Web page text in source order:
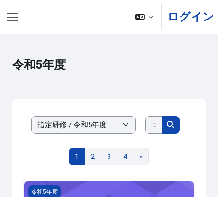
ログイン
令和5年度
コースカテゴリ
コースを検索す
コースを検索
1 ページ 1
2ページ 2
3ページ 3
4ページ 4
»次のページ
2023-200101 県立学校臨時的任用職員研修講座（高等学
令和5年度